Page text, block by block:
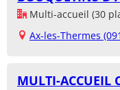
Multi-accueil (30
Ax-les-Thermes
MULTI-ACCUEIL